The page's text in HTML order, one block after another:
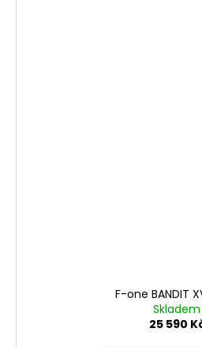
F-one BANDIT
Skladem
25 590